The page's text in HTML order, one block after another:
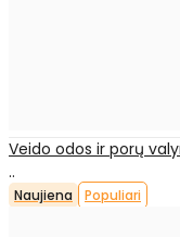
Veido odos ir porų
..
Naujiena Populiari